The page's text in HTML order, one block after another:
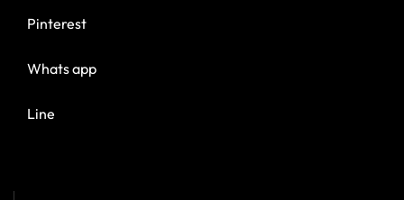
Pinterest
Whats app
Line